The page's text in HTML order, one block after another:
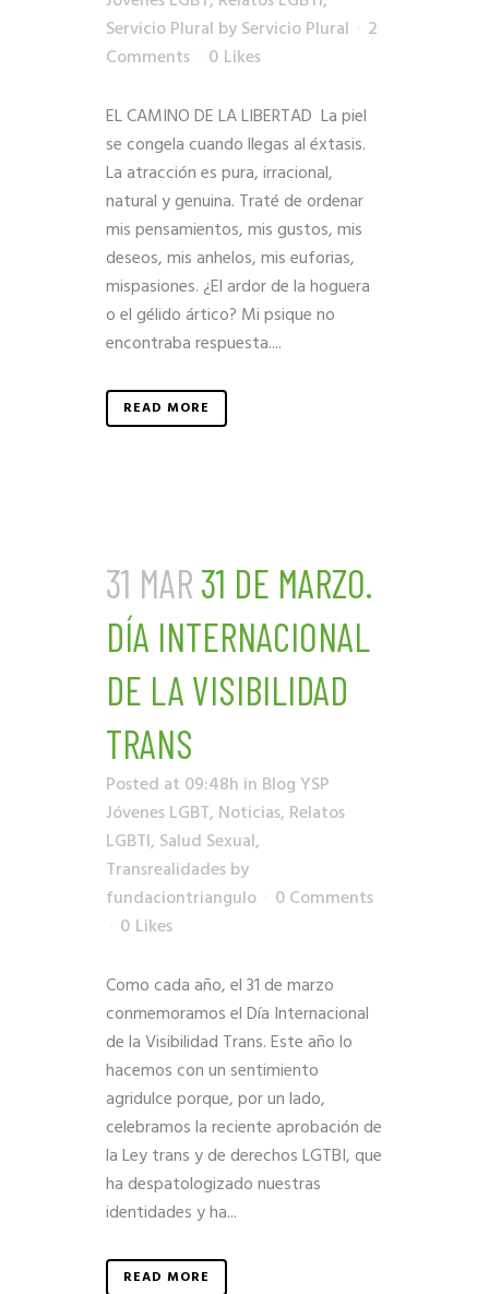
Servicio Plural byServicio Plural
2
Comments
0 Likes
EL CAMINO DE LA LIBERTAD La piel
se congela cuando llegas al éxtasis.
La atracción es pura, irracional,
natural y genuina. Traté de ordenar
mis pensamientos, mis gustos, mis
deseos, mis anhelos, mis euforias,
mispasiones. ¿El ardor de la hoguera
o el gélido ártico? Mi psique no
encontraba respuesta....
READ MORE
31 MAR 31 DE MARZO.
DÍA INTERNACIONAL
DE LA VISIBILIDAD
TRANS
Posted at 09:48h in Blog YSP
Jóvenes LGBT, Noticias, Relatos
LGBTI, Salud Sexual,
Transrealidadesby
fundaciontriangulo
0 Comments
0 Likes
Como cada año, el 31 de marzo
conmemoramos el Día Internacional
de la Visibilidad Trans. Este año lo
hacemos con un sentimiento
agridulce porque, por un lado,
celebramos la reciente aprobación de
la Ley trans y de derechos LGTBI, que
ha despatologizado nuestras
identidades y ha...
READ MORE